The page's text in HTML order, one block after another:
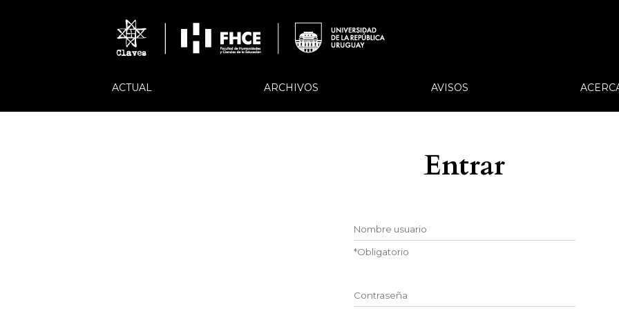
ACTUAL ARCHIVOS AVISOS
Entrar
*Obligatorio